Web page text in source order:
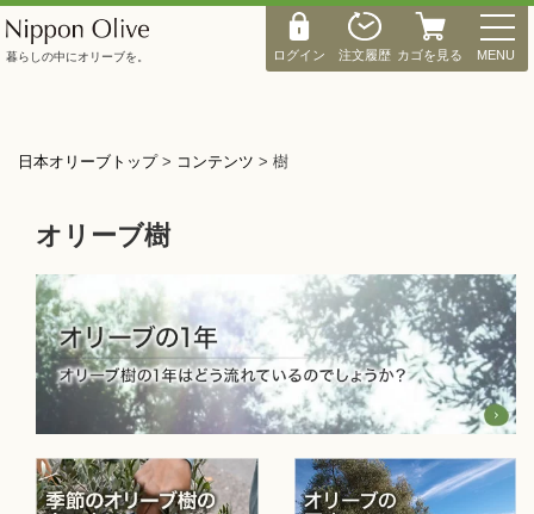
ログイン 注文履歴 カゴを見る
M
E
N
MENU
暮らしの中にオリーブを。
日本オリーブトップ> コンテンツ > 樹
オリーブ樹